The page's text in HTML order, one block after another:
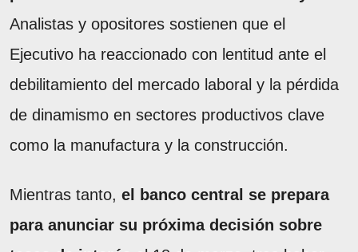
Analistas y opositores sostienen que el
Ejecutivo ha reaccionado con lentitud ante el
debilitamiento del mercado laboral y la pérdida
de dinamismo en sectores productivos clave
como la manufactura y la construcción.
Mientras tanto, el banco central se prepara
para anunciar su próxima decisión sobre